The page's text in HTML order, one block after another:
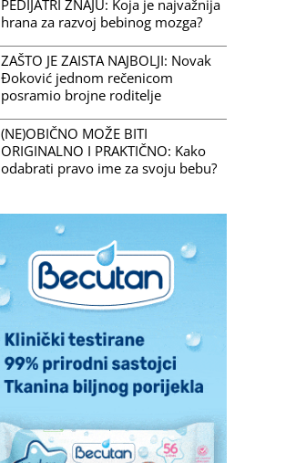
PEDIJATRI ZNAJU: Koja je najvažnija
hrana za razvoj bebinog mozga?
ZAŠTO JE ZAISTA NAJBOLJI: Novak
Đoković jednom rečenicom
posramio brojne roditelje
(NE)OBIČNO MOŽE BITI
ORIGINALNO I PRAKTIČNO: Kako
odabrati pravo ime za svoju bebu?